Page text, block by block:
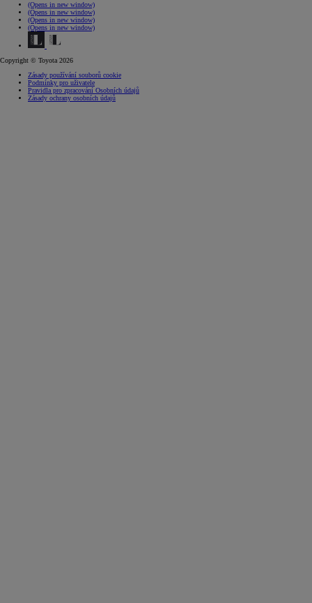
(Opens in new window)
(Opens in new window)
(Opens in new window)
(Opens in new window)
Copyright © Toyota 2026
Zásady používání souborů cookie
Podmínky pro uživatele
Pravidla pro zpracování Osobních údajů
Zásady ochrany osobních údajů